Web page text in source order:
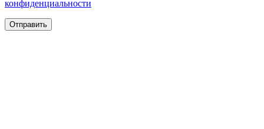
конфиденциальности
Отправить